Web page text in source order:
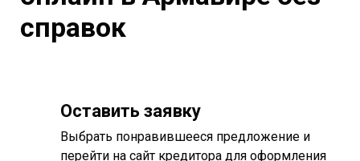
справок
Оставить заявку
Выбрать понравившееся предложение и
перейти на сайт кредитора для оформления